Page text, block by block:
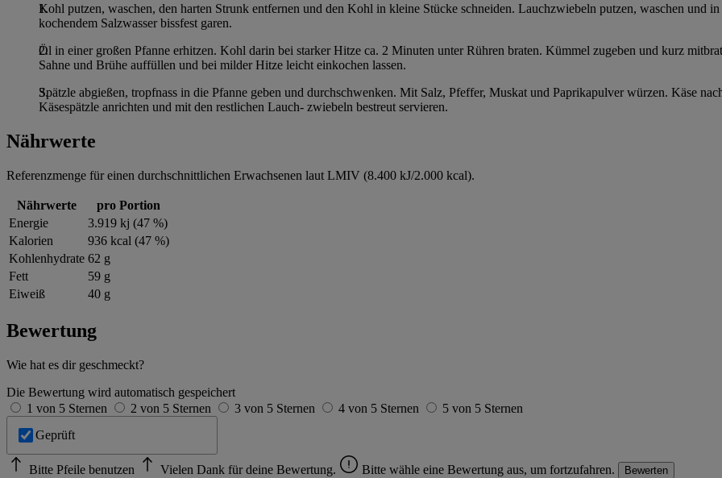
Kohl putzen, waschen, den harten Strunk entfernen und den Kohl in kleine Stücke schneiden. Lauchzwiebeln putzen, waschen und
kochendem Salzwasser bissfest garen.
Öl in einer großen Pfanne erhitzen. Kohl darin bei starker Hitze ca. 2 Minuten unter Rühren braten. Kümmel zugeben und kurz
Sahne und Brühe auffüllen und bei milder Hitze leicht einkochen lassen.
Spätzle abgießen, tropfnass in die Pfanne geben und durchschwenken. Mit Salz, Pfeffer, Muskat und Paprikapulver würzen. Käse
Käsespätzle anrichten und mit den restlichen Lauch- zwiebeln bestreut servieren.
Nährwerte
Referenzmenge für einen durchschnittlichen Erwachsenen laut LMIV (8.400 kJ/2.000 kcal).
Nährwerte
pro Portion
Energie
3.919 kj (47 %)
Kalorien
936 kcal (47 %)
Kohlenhydrate 62 g
Fett
59 g
Eiweiß
40 g
Bewertung
Wie hat es dir geschmeckt?
Die Bewertung wird automatisch gespeichert
1 von 5 Sternen
2 von 5 Sternen 3 von 5 Sternen 4 von 5 Sternen
5 von 5 Sternen
Geprüft
Bitte Pfeile benutzen Vielen Dank für deine Bewertung. Bitte wähle eine Bewertung aus, um fortzufahren. Bewerten